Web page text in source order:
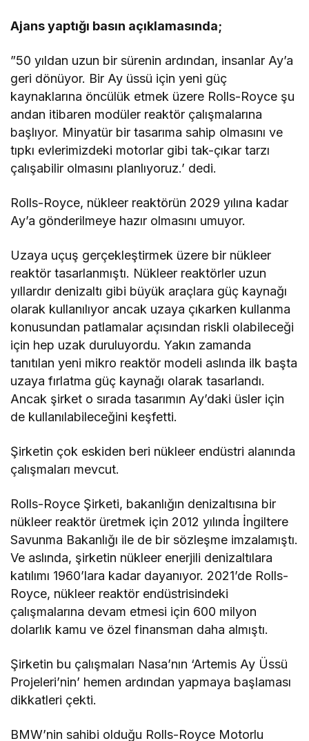
Ajans yaptığı basın açıklamasında;
”50 yıldan uzun bir sürenin ardından, insanlar Ay’a
geri dönüyor. Bir Ay üssü için yeni güç
kaynaklarına öncülük etmek üzere Rolls-Royce şu
andan itibaren modüler reaktör çalışmalarına
başlıyor. Minyatür bir tasarıma sahip olmasını ve
tıpkı evlerimizdeki motorlar gibi tak-çıkar tarzı
çalışabilir olmasını planlıyoruz.’ dedi.
Rolls-Royce, nükleer reaktörün 2029 yılına kadar
Ay’a gönderilmeye hazır olmasını umuyor.
Uzaya uçuş gerçekleştirmek üzere bir nükleer
reaktör tasarlanmıştı. Nükleer reaktörler uzun
yıllardır denizaltı gibi büyük araçlara güç kaynağı
olarak kullanılıyor ancak uzaya çıkarken kullanma
konusundan patlamalar açısından riskli olabileceği
için hep uzak duruluyordu. Yakın zamanda
tanıtılan yeni mikro reaktör modeli aslında ilk başta
uzaya fırlatma güç kaynağı olarak tasarlandı.
Ancak şirket o sırada tasarımın Ay’daki üsler için
de kullanılabileceğini keşfetti.
Şirketin çok eskiden beri nükleer endüstri alanında
çalışmaları mevcut.
Rolls-Royce Şirketi, bakanlığın denizaltısına bir
nükleer reaktör üretmek için 2012 yılında İngiltere
Savunma Bakanlığı ile de bir sözleşme imzalamıştı.
Ve aslında, şirketin nükleer enerjili denizaltılara
katılımı 1960’lara kadar dayanıyor. 2021’de Rolls-
Royce, nükleer reaktör endüstrisindeki
çalışmalarına devam etmesi için 600 milyon
dolarlık kamu ve özel finansman daha almıştı.
Şirketin bu çalışmaları Nasa’nın ‘Artemis Ay Üssü
Projeleri’nin’ hemen ardından yapmaya başlaması
dikkatleri çekti.
BMW’nin sahibi olduğu Rolls-Royce Motorlu